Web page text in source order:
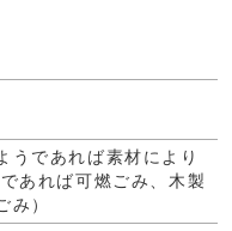
うであれば素材により
あれば可燃ごみ、木製
み）